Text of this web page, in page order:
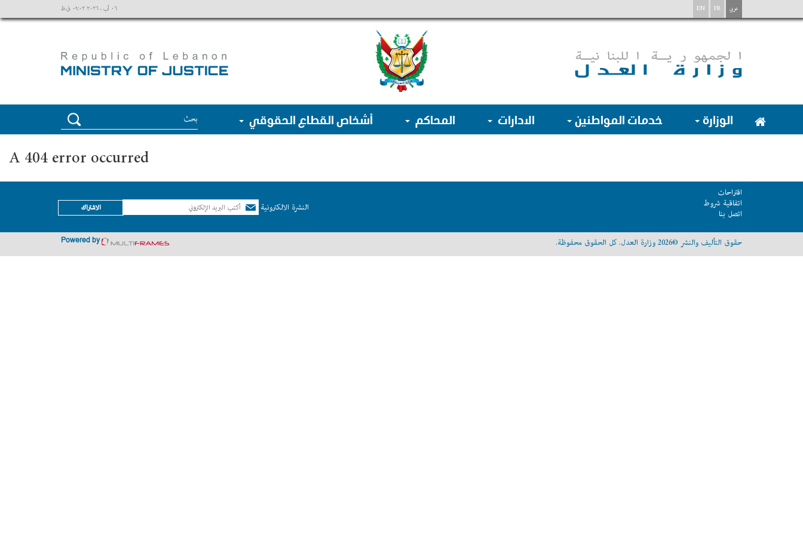
٠٦ آب ، ٢٠٢٦ ٠٩:٠٢ ق.ظ EN FR عربي
الوزارة خدمات المواطنين الادارات المحاكم أشخاص القطاع الحقوقي
A 404 error occurred
اقتراحات
اتفاقية شروط
اتصل بنا
النشرة الالكترونية الاشتراك
Powered by حقوق التأليف والنشر ©2026 وزارة العدل. كل الحقوق محفوظة.